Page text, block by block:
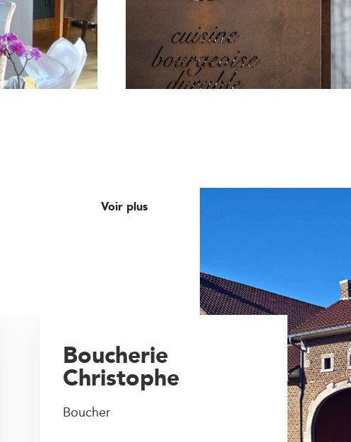
Voir plus
Boucherie
Christophe
Boucher